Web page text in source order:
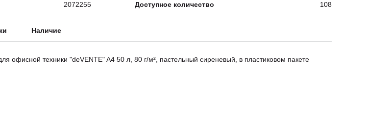
2072255 Доступное количество 108
Наличие
офисной техники "deVENTE" A4 50 л, 80 г/м², пастельный сиреневый, в пластиковом пакете